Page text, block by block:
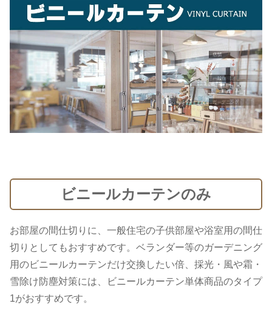
ビニールカーテンのみ
お部屋の間仕切りに、一般住宅の子供部屋や浴室用の間仕
切りとしてもおすすめです。ベランダー等のガーデニング
用のビニールカーテンだけ交換したい倍、採光・風や霜・
雪除け防塵対策には、ビニールカーテン単体商品のタイプ
1がおすすめです。